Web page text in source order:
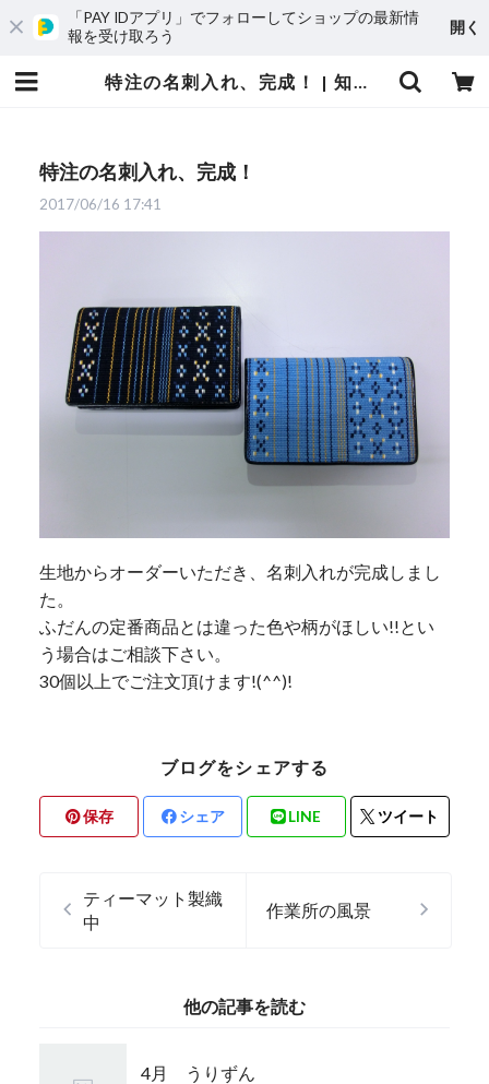
「PAY IDアプリ」でフォローしてショップの最新情
報を受け取ろう
開く
特注の名刺入れ、完成！ | 知花花織プロジェクト
特注の名刺入れ、完成！
2017/06/16 17:41
生地からオーダーいただき、名刺入れが完成しまし
た。
ふだんの定番商品とは違った色や柄がほしい!!とい
う場合はご相談下さい。
30個以上でご注文頂けます!(^^)!
ブログをシェアする
保存 シェア LINE ツイート
ティーマット製織
中
作業所の風景
他の記事を読む
4月 うりずん